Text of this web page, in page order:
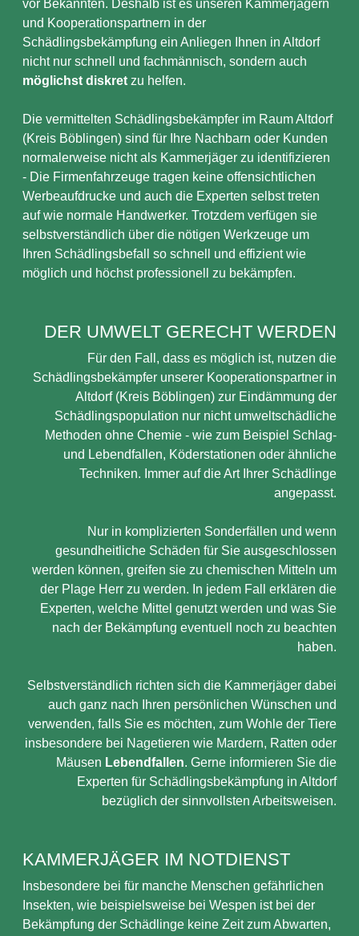
vor Bekannten. Deshalb ist es unseren Kammerjägern
und Kooperationspartnern in der
Schädlingsbekämpfung ein Anliegen Ihnen in Altdorf
nicht nur schnell und fachmännisch, sondern auch
möglichst diskret zu helfen.
Die vermittelten Schädlingsbekämpfer im Raum Altdorf
(Kreis Böblingen) sind für Ihre Nachbarn oder Kunden
normalerweise nicht als Kammerjäger zu identifizieren
- Die Firmenfahrzeuge tragen keine offensichtlichen
Werbeaufdrucke und auch die Experten selbst treten
auf wie normale Handwerker. Trotzdem verfügen sie
selbstverständlich über die nötigen Werkzeuge um
Ihren Schädlingsbefall so schnell und effizient wie
möglich und höchst professionell zu bekämpfen.
DER UMWELT GERECHT WERDEN
Für den Fall, dass es möglich ist, nutzen die
Schädlingsbekämpfer unserer Kooperationspartner in
Altdorf (Kreis Böblingen) zur Eindämmung der
Schädlingspopulation nur nicht umweltschädliche
Methoden ohne Chemie - wie zum Beispiel Schlag-
und Lebendfallen, Köderstationen oder ähnliche
Techniken. Immer auf die Art Ihrer Schädlinge
angepasst.
Nur in komplizierten Sonderfällen und wenn
gesundheitliche Schäden für Sie ausgeschlossen
werden können, greifen sie zu chemischen Mitteln um
der Plage Herr zu werden. In jedem Fall erklären die
Experten, welche Mittel genutzt werden und was Sie
nach der Bekämpfung eventuell noch zu beachten
haben.
Selbstverständlich richten sich die Kammerjäger dabei
auch ganz nach Ihren persönlichen Wünschen und
verwenden, falls Sie es möchten, zum Wohle der Tiere
insbesondere bei Nagetieren wie Mardern, Ratten oder
Mäusen Lebendfallen. Gerne informieren Sie die
Experten für Schädlingsbekämpfung in Altdorf
bezüglich der sinnvollsten Arbeitsweisen.
KAMMERJÄGER IM NOTDIENST
Insbesondere bei für manche Menschen gefährlichen
Insekten, wie beispielsweise bei Wespen ist bei der
Bekämpfung der Schädlinge keine Zeit zum Abwarten,